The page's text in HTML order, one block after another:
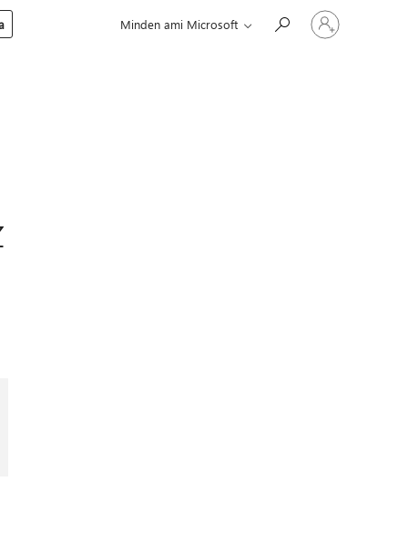
Minden ami Microsoft
Jelentkezzen
be